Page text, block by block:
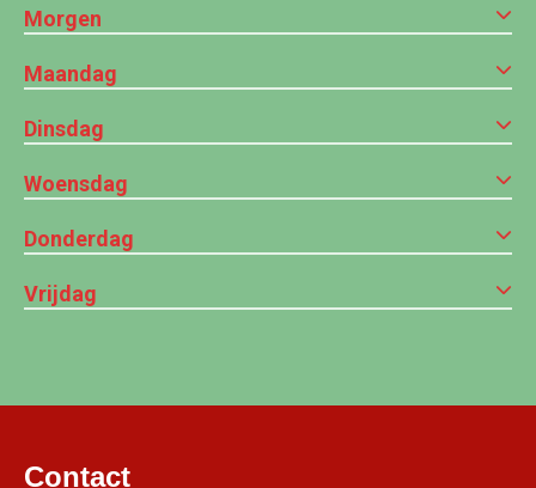
Morgen
Maandag
Dinsdag
Woensdag
Donderdag
Vrijdag
Contact